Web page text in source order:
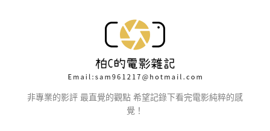
非專業的影評 最直覺的觀點 希望記錄下看完電影純粹的感
覺！